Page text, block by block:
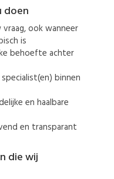
doen
vraag, ook wanneer
is
behoefte achter
binnen
en haalbare
en transparant
die wij